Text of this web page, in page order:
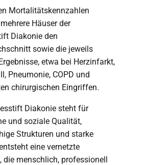
Mortalitätskennzahlen
Häuser der
Diakonie den
sowie die jeweils
etwa bei Herzinfarkt,
Pneumonie, COPD und
chirurgischen Eingriffen.
Diakonie steht für
und soziale Qualität,
Strukturen und starke
eine vernetzte
die menschlich, professionell